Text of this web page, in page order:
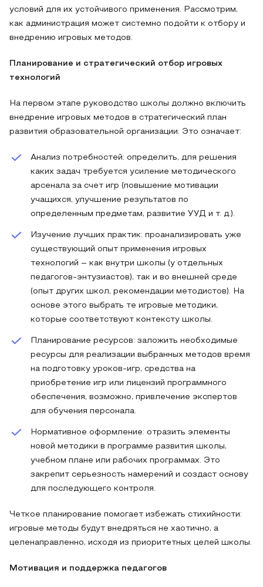
условий для их устойчивого применения. Рассмотрим,
как администрация может системно подойти к отбору и
внедрению игровых методов.
Планирование и стратегический отбор игровых
технологий
На первом этапе руководство школы должно включить
внедрение игровых методов в стратегический план
развития образовательной организации. Это означает:
Анализ потребностей: определить, для решения
каких задач требуется усиление методического
арсенала за счет игр (повышение мотивации
учащихся, улучшение результатов по
определенным предметам, развитие УУД и т. д.).
Изучение лучших практик: проанализировать уже
существующий опыт применения игровых
технологий – как внутри школы (у отдельных
педагогов-энтузиастов), так и во внешней среде
(опыт других школ, рекомендации методистов). На
основе этого выбрать те игровые методики,
которые соответствуют контексту школы.
Планирование ресурсов: заложить необходимые
ресурсы для реализации выбранных методов время
на подготовку уроков-игр, средства на
приобретение игр или лицензий программного
обеспечения, возможно, привлечение экспертов
для обучения персонала.
Нормативное оформление: отразить элементы
новой методики в программе развития школы,
учебном плане или рабочих программах. Это
закрепит серьезность намерений и создаст основу
для последующего контроля.
Четкое планирование помогает избежать стихийности:
игровые методы будут внедряться не хаотично, а
целенаправленно, исходя из приоритетных целей школы.
Мотивация и поддержка педагогов